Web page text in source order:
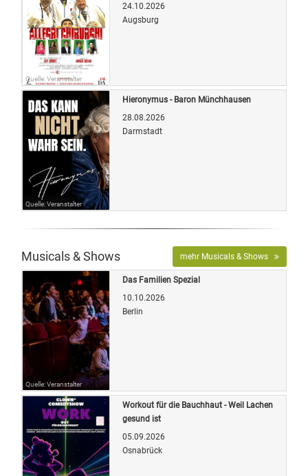
Quelle: Veranstalter
24.10.2026
Augsburg
Quelle: Veranstalter
Hieronymus - Baron Münchhausen
28.08.2026
Darmstadt
Musicals & Shows mehr Musicals & Shows
Quelle: Veranstalter
Das Familien Spezial
10.10.2026
Berlin
Workout für die Bauchhaut - Weil Lachen
gesund ist
05.09.2026
Osnabrück